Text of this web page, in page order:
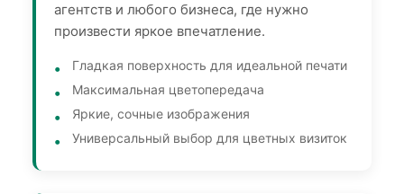
агентств и любого бизнеса, где нужно
произвести яркое впечатление.
Гладкая поверхность для идеальной печати
Максимальная цветопередача
Яркие, сочные изображения
Универсальный выбор для цветных визиток